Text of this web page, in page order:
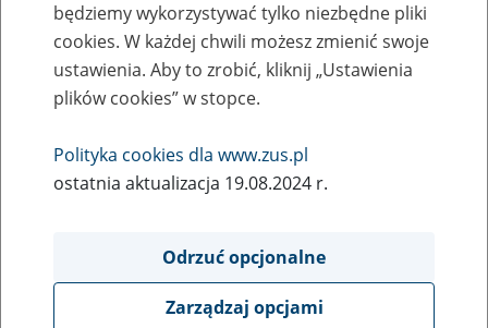
Analizy i raporty ZUS
stycznia
2025
grudnia 2024
sierpnia 2024
Bardzo dobra sytuacja FUS
będziemy wykorzystywać tylko niezbędne pliki
cookies. W każdej chwili możesz zmienić swoje
ustawienia. Aby to zrobić, kliknij „Ustawienia
plików cookies” w stopce.
Polityka cookies dla www.zus.pl
ostatnia aktualizacja 19.08.2024 r.
Odrzuć opcjonalne
Zarządzaj opcjami